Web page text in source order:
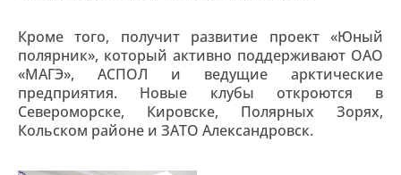
Кроме того, получит развитие проект «Юный
полярник», который активно поддерживают ОАО
«МАГЭ», АСПОЛ и ведущие арктические
предприятия. Новые клубы откроются в
Североморске, Кировске, Полярных Зорях,
Кольском районе и ЗАТО Александровск.